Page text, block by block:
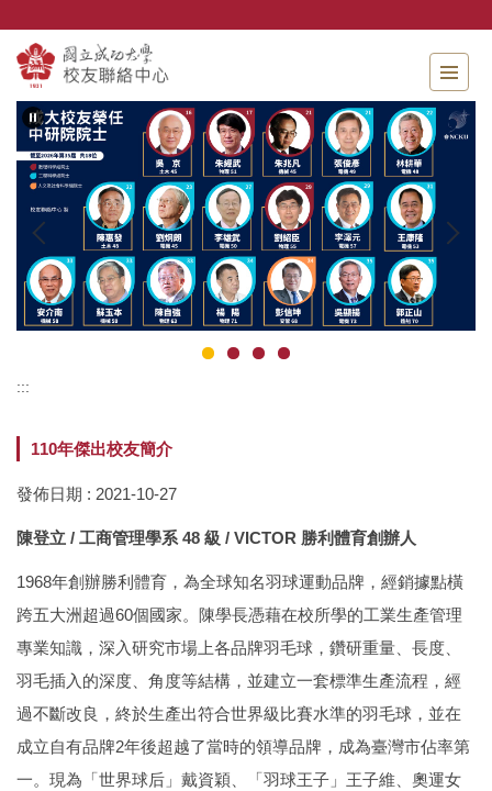
主
要
內
容
區
:::
110年傑出校友簡介
發佈日期 : 2021-10-27
陳登立 / 工商管理學系 48 級 / VICTOR 勝利體育創辦人
1968年創辦勝利體育，為全球知名羽球運動品牌，經銷據點橫
跨五大洲超過60個國家。陳學長憑藉在校所學的工業生產管理
專業知識，深入研究市場上各品牌羽毛球，鑽研重量、長度、
羽毛插入的深度、角度等結構，並建立一套標準生產流程，經
過不斷改良，終於生產出符合世界級比賽水準的羽毛球，並在
成立自有品牌2年後超越了當時的領導品牌，成為臺灣市佔率第
一。現為「世界球后」戴資穎、「羽球王子」王子維、奧運女